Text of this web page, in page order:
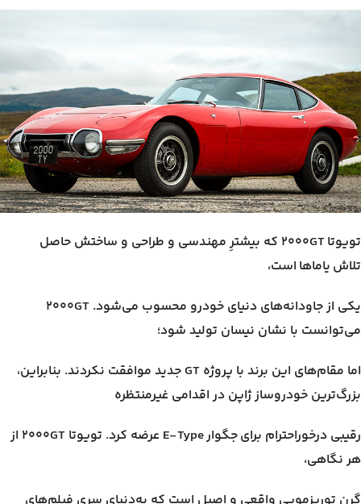
تویوتا ۲۰۰۰GT که بیشترِ مهندسی و طراحی و ساختش حاصل
تلاش یاماها است،
یکی از جاودانه‌های دنیای خودرو محسوب می‌شود. ۲۰۰۰GT
می‌توانست با نشان نیسان تولید شود؛
اما مقام‌های این برند با پروژه GT جدید موافقت نکردند. بنابراین،
بزرگ‌ترین خودروساز ژاپن در اقدامی غیرمنتظره
رقیبی درخوراحترام برای جگوار E-Type عرضه کرد. تویوتا ۲۰۰۰GT از
هر نگاهی،